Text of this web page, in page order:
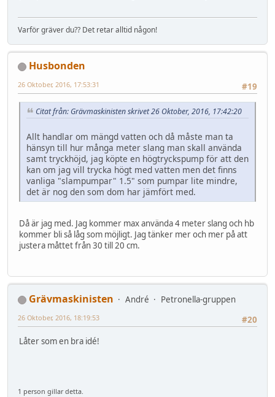
Varför gräver du?? Det retar alltid någon!
Husbonden
#19
26 Oktober, 2016, 17:53:31
Citat från: Grävmaskinisten skrivet 26 Oktober, 2016, 17:42:20
Allt handlar om mängd vatten och då måste man ta
hänsyn till hur många meter slang man skall använda
samt tryckhöjd, jag köpte en högtryckspump för att den
kan om jag vill trycka högt med vatten men det finns
vanliga "slampumpar" 1.5" som pumpar lite mindre,
det är nog den som dom har jämfört med.
Då är jag med. Jag kommer max använda 4 meter slang och hb
kommer bli så låg som möjligt. Jag tänker mer och mer på att
justera måttet från 30 till 20 cm.
Grävmaskinisten André
Petronella-gruppen
#20
26 Oktober, 2016, 18:19:53
Låter som en bra idé!
1 person gillar detta.